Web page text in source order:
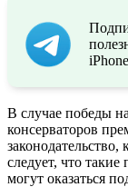
В случае победы
консерваторов
следует, что
могут оказаться